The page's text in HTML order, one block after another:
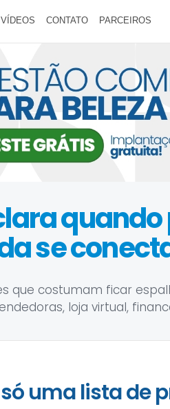
VÍDEOS CONTATO PARCEIROS
se
que costumam ficar
loja virtual,
uma lista de